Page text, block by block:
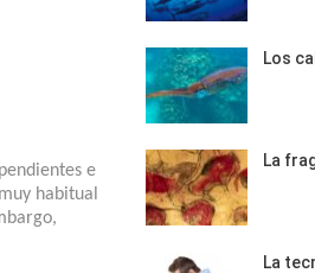
e
habitual
Los
La
La